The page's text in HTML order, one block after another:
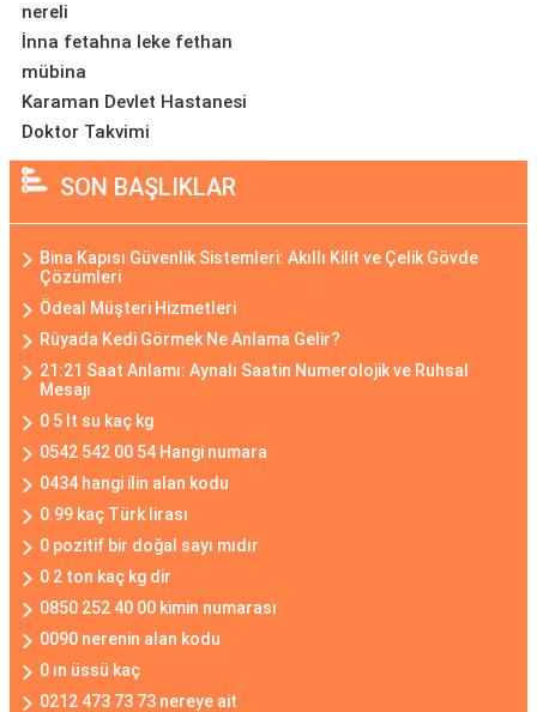
nereli
İnna fetahna leke fethan
mübina
Karaman Devlet Hastanesi
Doktor Takvimi
SON BAŞLIKLAR
Bina Kapısı Güvenlik Sistemleri: Akıllı Kilit ve Çelik Gövde
Çözümleri
Ödeal Müşteri Hizmetleri
Rüyada Kedi Görmek Ne Anlama Gelir?
21:21 Saat Anlamı: Aynalı Saatin Numerolojik ve Ruhsal
Mesajı
0 5 lt su kaç kg
0542 542 00 54 Hangi numara
0434 hangi ilin alan kodu
0.99 kaç Türk lirası
0 pozitif bir doğal sayı mıdır
0 2 ton kaç kg dir
0850 252 40 00 kimin numarası
0090 nerenin alan kodu
0 ın üssü kaç
0212 473 73 73 nereye ait